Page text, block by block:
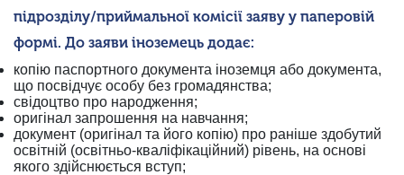
підрозділу/приймальної комісії заяву у паперовій
формі. До заяви іноземець додає:
копію паспортного документа іноземця або документа,
що посвідчує особу без громадянства;
свідоцтво про народження;
оригінал запрошення на навчання;
документ (оригінал та його копію) про раніше здобутий
освітній (освітньо-кваліфікаційний) рівень, на основі
якого здійснюється вступ;